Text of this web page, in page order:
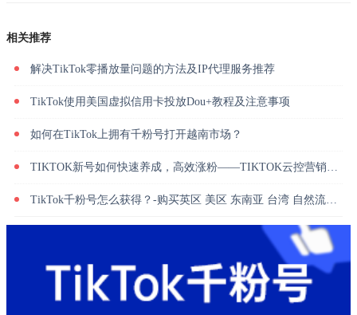
相关推荐
解决TikTok零播放量问题的方法及IP代理服务推荐
TikTok使用美国虚拟信用卡投放Dou+教程及注意事项
如何在TikTok上拥有千粉号打开越南市场？
TIKTOK新号如何快速养成，高效涨粉——TIKTOK云控营销系统
TikTok千粉号怎么获得？-购买英区 美区 东南亚 台湾 自然流量千粉